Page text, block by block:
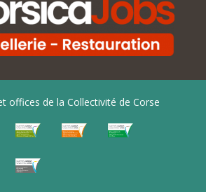
offices de la Collectivité de Corse